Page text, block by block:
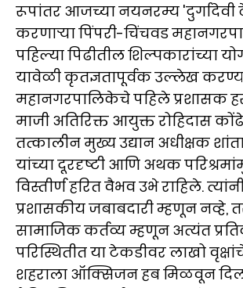
रूपांतर आजच्या नयनरम्य 'दुर्गादेवी
करणाऱ्या पिंपरी-चिंचवड
पहिल्या पिढीतील शिल्पकारांच्या
यावेळी कृतज्ञतापूर्वक उल्लेख
महानगरपालिकेचे पहिले प्रशासक
माजी अतिरिक्त आयुक्त रोहिदास
तत्कालीन मुख्य उद्यान अधीक्षक
यांच्या दूरदृष्टी आणि अथक
विस्तीर्ण हरित वैभव उभे राहिले.
प्रशासकीय जबाबदारी म्हणून नव्हे,
सामाजिक कर्तव्य म्हणून अत्यंत
परिस्थितीत या टेकडीवर लाखो
शहराला ऑक्सिजन हब मिळवून